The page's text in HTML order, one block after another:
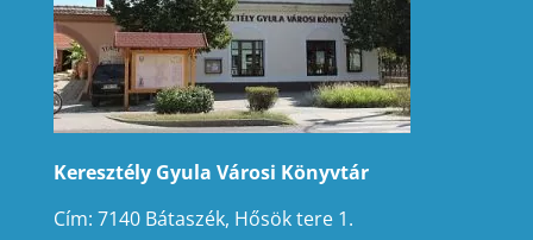
Keresztély Gyula Városi Könyvtár
Cím: 7140 Bátaszék, Hősök tere 1.